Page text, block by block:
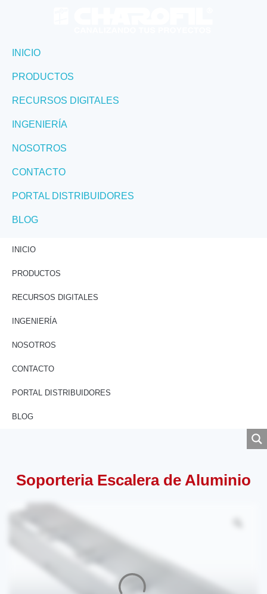
INICIO
PRODUCTOS
RECURSOS DIGITALES
INGENIERÍA
NOSOTROS
CONTACTO
PORTAL DISTRIBUIDORES
BLOG
INICIO
PRODUCTOS
RECURSOS DIGITALES
INGENIERÍA
NOSOTROS
CONTACTO
PORTAL DISTRIBUIDORES
BLOG
Soporteria Escalera de Aluminio